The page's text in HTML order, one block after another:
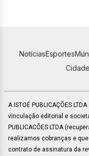
NotíciasEsportes
A ISTOÉ PUBLICAÇÕES
vinculação editorial e
PUBLICACÕES LTDA
realizamos cobranças e
contrato de assinatura da